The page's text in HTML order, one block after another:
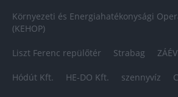
Környezeti és Energiahatékonysági
(KEHOP)
Liszt Ferenc repülőtér Strabag
Hódút Kft. HE-DO Kft. szennyvíz